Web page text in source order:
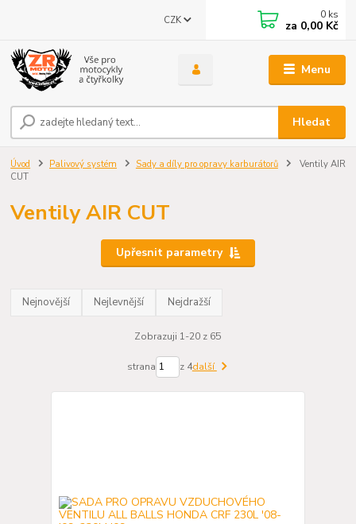
Menu
CZK
Hledat
0 ks
za 0,00 Kč
Úvod Palivový systém Sady a díly pro opravy karburátorů
Ventily AIR
CUT
Ventily AIR CUT
Upřesnit parametry
Nejnovější Nejlevnější Nejdražší
Zobrazuji 1-20 z 65
strana z 4další